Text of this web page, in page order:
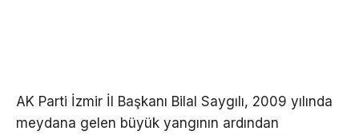
AK Parti İzmir İl Başkanı Bilal Saygılı, 2009 yılında
meydana gelen büyük yangının ardından